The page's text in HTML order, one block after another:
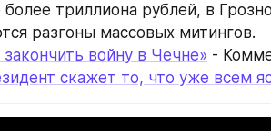
триллиона рублей, в
разгоны массовых митингов.
войну в Чечне» -
скажет то, что уже всем